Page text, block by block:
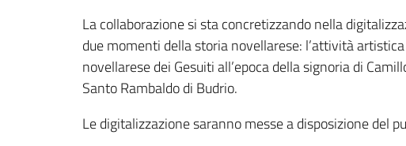
La collaborazione si sta concretizzando nella
due momenti della storia novellarese: l’attività
novellarese dei Gesuiti all’epoca della signoria di
Santo Rambaldo di Budrio.
Le digitalizzazione saranno messe a disposizione del